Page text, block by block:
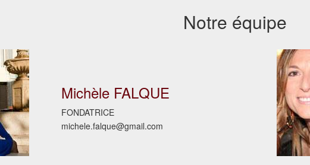
Notre équipe
Michèle FALQUE
FONDATRICE
michele.falque@gmail.com